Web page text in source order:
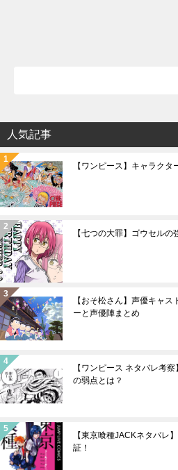
人気記事
【ワンピース】キャラクタ
【七つの大罪】ゴウセル
【おそ松さん】声優キャ
ーと声優陣まとめ
【ワンピース ネタバレ考
の弱点とは？
【東京喰種JACKネタバレ
証！